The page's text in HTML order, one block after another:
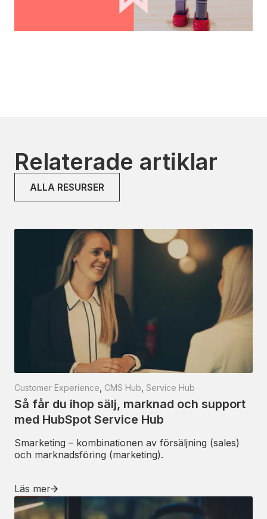
Relaterade artiklar
ALLA RESURSER
Customer Experience CMS Hub Service Hub
Så får du ihop sälj, marknad och support
med HubSpot Service Hub
Smarketing – kombinationen av försäljning (sales)
och marknadsföring (marketing).
Läs mer